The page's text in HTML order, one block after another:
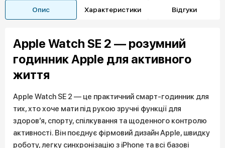
Опис Характеристики Відгуки
Apple Watch SE 2 — розумний
годинник Apple для активного
життя
Apple Watch SE 2 — це практичний смарт-годинник для
тих, хто хоче мати під рукою зручні функції для
здоров’я, спорту, спілкування та щоденного контролю
активності. Він поєднує фірмовий дизайн Apple, швидку
роботу, легку синхронізацію з iPhone та всі базові